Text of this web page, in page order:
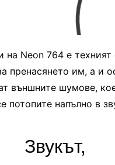
Neon 764 е
пренасянето им, а и
външните шумове,
потопите напълно в
Звукът,